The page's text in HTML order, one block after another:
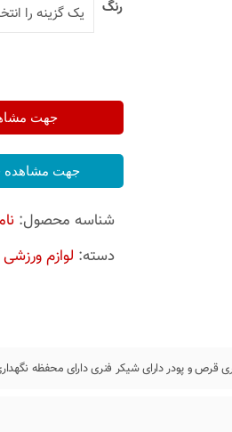
رنگ
جهت
جهت مشاهده
شناسه محصول:
دسته: لوازم ورزشی
قرص و پودر دارای شیکر فنری دارای محفظه